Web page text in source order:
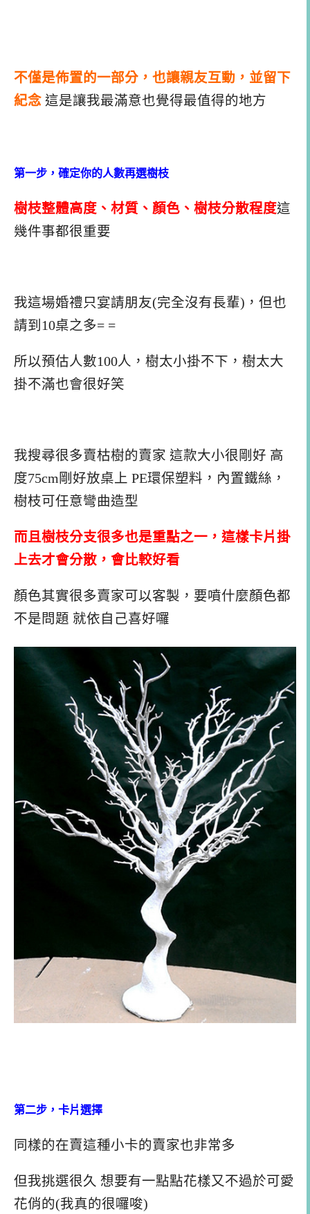
不僅是佈置的一部分，也讓親友互動，並留下
紀念 這是讓我最滿意也覺得最值得的地方
第一步，確定你的人數再選樹枝
樹枝整體高度、材質、顏色、樹枝分散程度這
幾件事都很重要
我這場婚禮只宴請朋友(完全沒有長輩)，但也
請到10桌之多= =
所以預估人數100人，樹太小掛不下，樹太大
掛不滿也會很好笑
我搜尋很多賣枯樹的賣家 這款大小很剛好 高
度75cm剛好放桌上 PE環保塑料，內置鐵絲，
樹枝可任意彎曲造型
而且樹枝分支很多也是重點之一，這樣卡片掛
上去才會分散，會比較好看
顏色其實很多賣家可以客製，要噴什麼顏色都
不是問題 就依自己喜好囉
第二步，卡片選擇
同樣的在賣這種小卡的賣家也非常多
但我挑選很久 想要有一點點花樣又不過於可愛
花俏的(我真的很囉唆)